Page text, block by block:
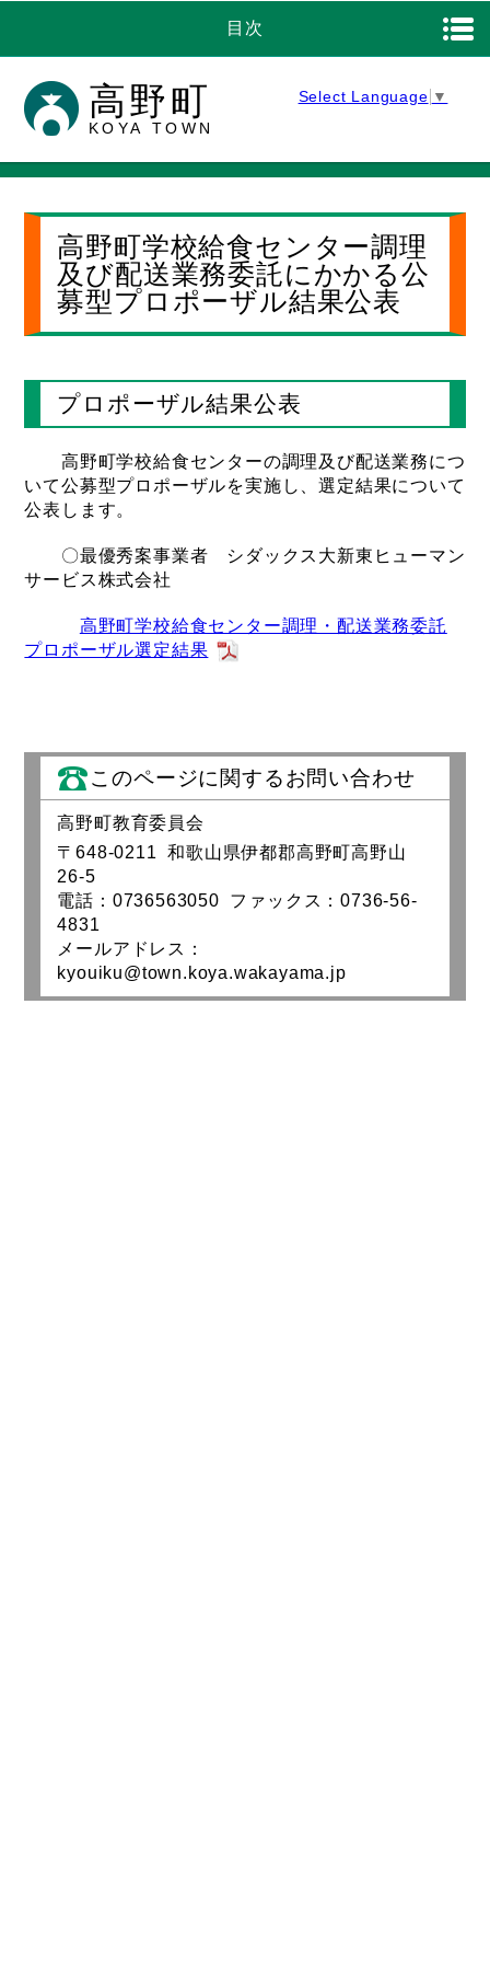
高野町
KOYA TOWN
Select Language ▼
目次
高野町学校給食センター調理
及び配送業務委託にかかる公
募型プロポーザル結果公表
プロポーザル結果公表
高野町学校給食センターの調理及び配送業務につ
いて公募型プロポーザルを実施し、選定結果について
公表します。
〇最優秀案事業者 シダックス大新東ヒューマン
サービス株式会社
高野町学校給食センター調理・配送業務委託
プロポーザル選定結果
このページに関するお問い合わせ
高野町教育委員会
〒648-0211 和歌山県伊都郡高野町高野山
26-5
電話：0736563050 ファックス：0736-56-
4831
メールアドレス：
kyouiku@town.koya.wakayama.jp